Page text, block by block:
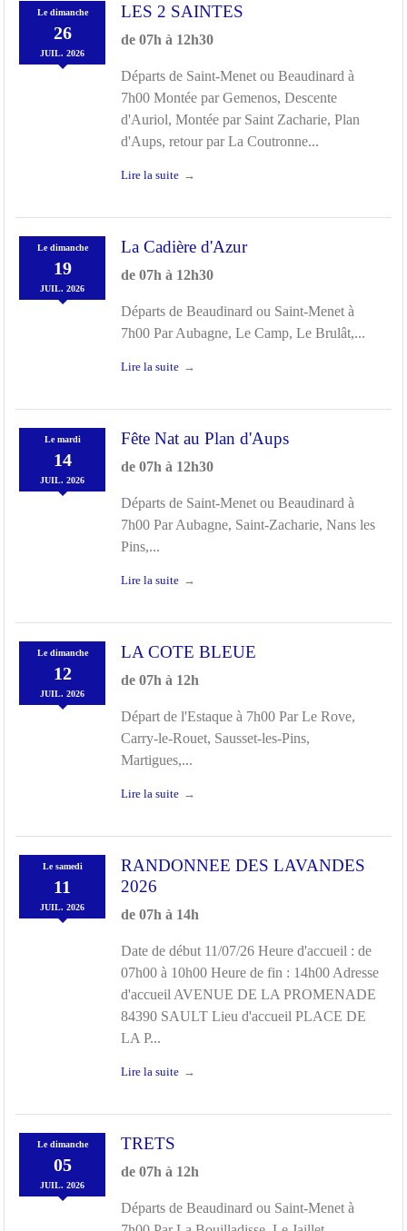
Ledimanche
26
JUIL. 2026
LES 2 SAINTES
de 07h à 12h30
Départs de Saint-Menet ou Beaudinard à
7h00 Montée par Gemenos, Descente
d'Auriol, Montée par Saint Zacharie, Plan
d'Aups, retour par La Coutronne...
Lire la suite
Ledimanche
19
JUIL. 2026
La Cadière d'Azur
de 07h à 12h30
Départs de Beaudinard ou Saint-Menet à
7h00 Par Aubagne, Le Camp, Le Brulât,...
Lire la suite
Lemardi
14
JUIL. 2026
Fête Nat au Plan d'Aups
de 07h à 12h30
Départs de Saint-Menet ou Beaudinard à
7h00 Par Aubagne, Saint-Zacharie, Nans les
Pins,...
Lire la suite
Ledimanche
12
JUIL. 2026
LA COTE BLEUE
de 07h à 12h
Départ de l'Estaque à 7h00 Par Le Rove,
Carry-le-Rouet, Sausset-les-Pins,
Martigues,...
Lire la suite
Lesamedi
11
JUIL. 2026
RANDONNEE DES LAVANDES
2026
de 07h à 14h
Date de début 11/07/26 Heure d'accueil : de
07h00 à 10h00 Heure de fin : 14h00 Adresse
d'accueil AVENUE DE LA PROMENADE
84390 SAULT Lieu d'accueil PLACE DE
LA P...
Lire la suite
Ledimanche
05
JUIL. 2026
TRETS
de 07h à 12h
Départs de Beaudinard ou Saint-Menet à